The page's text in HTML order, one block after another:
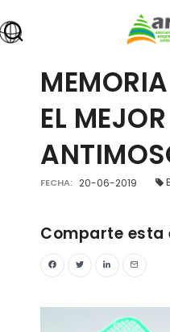
PREMIOS
FORMACIÓN
INFOPLAGAS
EXPOCIDA
ÁREA DE ASOCIADOS
EL MEJOR
FECHA: 20-06-2019
Comparte esta